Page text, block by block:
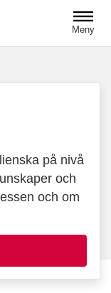
Meny
på nivå
och
och om